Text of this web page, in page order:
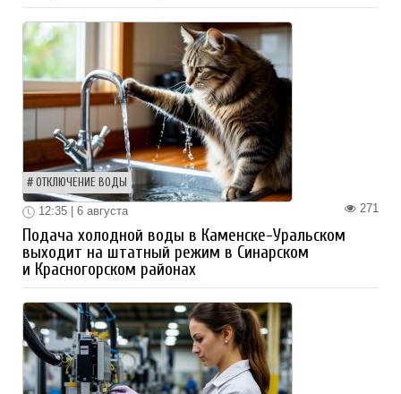
ОТКЛЮЧЕНИЕ ВОДЫ
271
12:35 | 6 августа
Подача холодной воды в Каменске-Уральском
выходит на штатный режим в Синарском
и Красногорском районах